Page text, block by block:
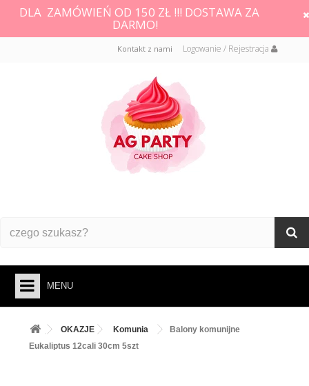
DLA ZAMÓWIEŃ OD 150 ZŁ !!! DOSTAWA ZA
DARMO!
Logowanie / Rejestracja
Kontakt z nami
MENU
PIECZENIE
OKAZJE Komunia
Balony komunijne
Eukaliptus 12cali 30cm 5szt